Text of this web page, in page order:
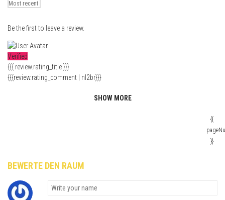
Be the first to leave a review.
Verified
{{{ review.rating_title }}}
{{{review.rating_comment | nl2br}}}
SHOW MORE
{{
}}
BEWERTE DEN RAUM